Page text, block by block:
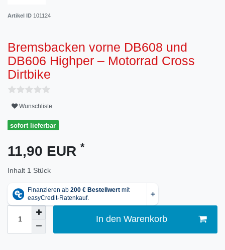
Artikel ID 101124
Bremsbacken vorne DB608 und
DB606 Highper – Motorrad Cross
Dirtbike
Wunschliste
sofort lieferbar
11,90 EUR *
Inhalt 1 Stück
In den Warenkorb